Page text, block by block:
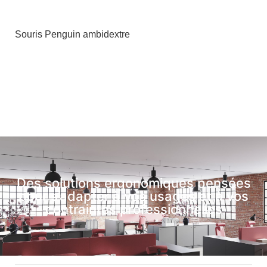
Souris Penguin ambidextre
Des solutions ergonomiques pensées
pour s’adapter à vos usages et à vos
contraintes professionnelles